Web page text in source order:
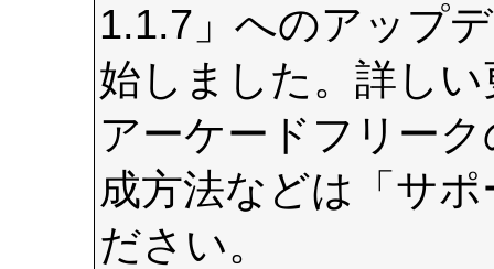
1.1.7」へのアップ
始しました。詳し
アーケードフリー
成方法などは 「サ
ださい。